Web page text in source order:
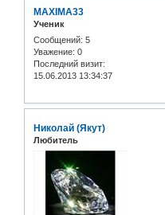
MAXIMA33
Ученик
Сообщений: 5
Уважение: 0
Последний визит:
15.06.2013 13:34:37
Николай (Якут)
Любитель